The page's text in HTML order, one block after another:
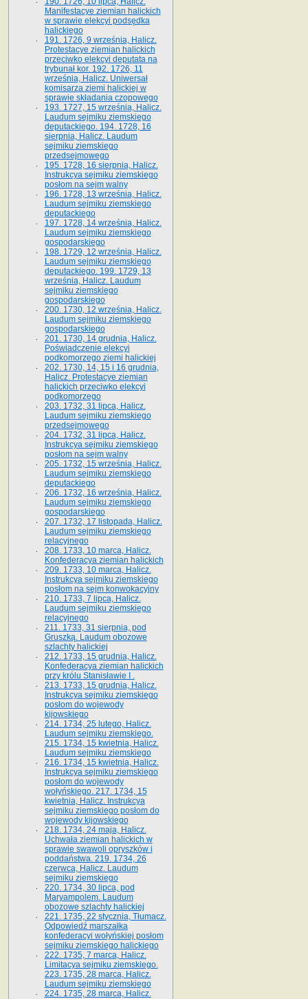
Manifestacye ziemian halickich
w sprawie elekcyi podsędka
halickiego
191. 1726, 9 września, Halicz.
Protestacye ziemian halickich
przeciwko elekcyi deputata na
trybunał kor. 192. 1726, 11
września, Halicz. Uniwersał
komisarza ziemi halickiej w
sprawie składania czopowego
193. 1727, 15 września, Halicz.
Laudum sejmiku ziemskiego
deputackiego. 194. 1728, 16
sierpnia, Halicz. Laudum
sejmiku ziemskiego
przedsejmowego
195. 1728, 16 sierpnia, Halicz.
Instrukcya sejmiku ziemskiego
posłom na sejm walny
196. 1728, 13 września, Halicz.
Laudum sejmiku ziemskiego
deputackiego
197. 1728, 14 września, Halicz.
Laudum sejmiku ziemskiego
gospodarskiego
198. 1729, 12 września, Halicz.
Laudum sejmiku ziemskiego
deputackiego. 199. 1729, 13
września, Halicz. Laudum
sejmiku ziemskiego
gospodarskiego
200. 1730, 12 września, Halicz.
Laudum sejmiku ziemskiego
gospodarskiego
201. 1730, 14 grudnia, Halicz.
Poświadczenie elekcyi
podkomorzego ziemi halickiej
202. 1730, 14, 15 i 16 grudnia,
Halicz. Protestacye ziemian
halickich przeciwko elekcyi
podkomorzego
203. 1732, 31 lipca, Halicz.
Laudum sejmiku ziemskiego
przedsejmowego
204. 1732, 31 lipca, Halicz.
Instrukcya sejmiku ziemskiego
posłom na sejm walny
205. 1732, 15 września, Halicz.
Laudum sejmiku ziemskiego
deputackiego
206. 1732, 16 września, Halicz.
Laudum sejmiku ziemskiego
gospodarskiego
207. 1732, 17 listopada, Halicz.
Laudum sejmiku ziemskiego
relacyjnego
208. 1733, 10 marca, Halicz.
Konfederacya ziemian halickich­
209. 1733, 10 marca, Halicz.
Instrukcya sejmiku ziemskiego
posłom na sejm konwokacyjny
210. 1733, 7 lipca, Halicz.
Laudum sejmiku ziemskiego
relacyjnego
211. 1733, 31 sierpnia, pod
Gruszką. Laudum obozowe
szlachty halickiej
212. 1733, 15 grudnia, Halicz.
Konfederacya ziemian halickich
przy królu Stanisławie I .
213. 1733, 15 grudnia, Halicz.
Instrukcya sejmiku ziemskiego
posłom do wojewody
kijowskiego
214. 1734, 25 lutego, Halicz.
Laudum sejmiku ziemskiego.
215. 1734, 15 kwietnia, Halicz.
Laudum sejmiku ziemskiego
216. 1734, 15 kwietnia, Halicz.
Instrukcya sejmiku ziemskiego
posłom do wojewody
wołyńskiego. 217. 1734, 15
kwietnia, Halicz. Instrukcya
sejmiku ziemskiego posłom do
wojewody kijowskiego
218. 1734, 24 maja, Halicz.
Uchwała ziemian halickich w
sprawie swawoli opryszków i
poddaństwa. 219. 1734, 26
czerwca, Halicz. Laudum
sejmiku ziemskiego
220. 1734, 30 lipca, pod
Maryampolem. Laudum
obozowe szlachty halickiej
221. 1735, 22 stycznia, Tłumacz.
Odpowiedź marszałka
konfederacyi wołyńskiej posłom
sejmiku ziemskiego halickiego
222. 1735, 7 marca, Halicz.
Limitacya sejmiku ziemskiego.
223. 1735, 28 marca, Halicz.
Laudum sejmiku ziemskiego
224. 1735, 28 marca, Halicz.